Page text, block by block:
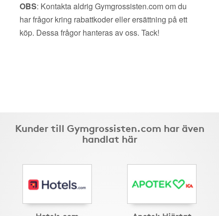
OBS: Kontakta aldrig Gymgrossisten.com om du
har frågor kring rabattkoder eller ersättning på ett
köp. Dessa frågor hanteras av oss. Tack!
Kunder till Gymgrossisten.com har även
handlat här